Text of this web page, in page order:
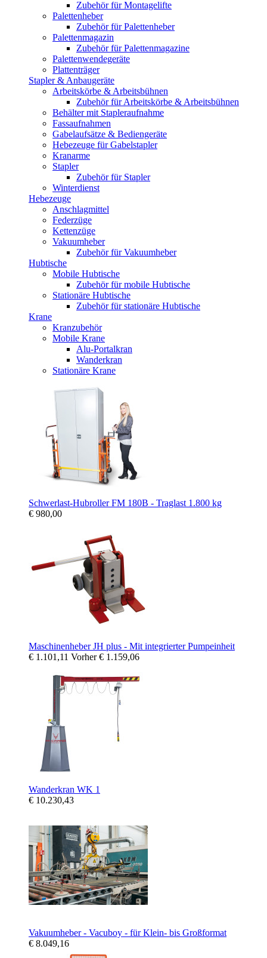
Zubehör für Montagelifte
Palettenheber
Zubehör für Palettenheber
Palettenmagazin
Zubehör für Palettenmagazine
Palettenwendegeräte
Plattenträger
Stapler & Anbaugeräte
Arbeitskörbe & Arbeitsbühnen
Zubehör für Arbeitskörbe & Arbeitsbühnen
Behälter mit Stapleraufnahme
Fassaufnahmen
Gabelaufsätze & Bediengeräte
Hebezeuge für Gabelstapler
Kranarme
Stapler
Zubehör für Stapler
Winterdienst
Hebezeuge
Anschlagmittel
Federzüge
Kettenzüge
Vakuumheber
Zubehör für Vakuumheber
Hubtische
Mobile Hubtische
Zubehör für mobile Hubtische
Stationäre Hubtische
Zubehör für stationäre Hubtische
Krane
Kranzubehör
Mobile Krane
Alu-Portalkran
Wanderkran
Stationäre Krane
Schwerlast-Hubroller FM 180B - Traglast 1.800 kg
€ 980,00
Maschinenheber JH plus - Mit integrierter Pumpeinheit
€ 1.101,11 Vorher€ 1.159,06
Wanderkran WK 1
€ 10.230,43
Vakuumheber - Vacuboy - für Klein- bis Großformat
€ 8.049,16